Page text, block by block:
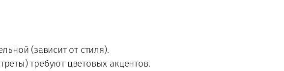
(зависит от стиля).
требуют цветовых акцентов.